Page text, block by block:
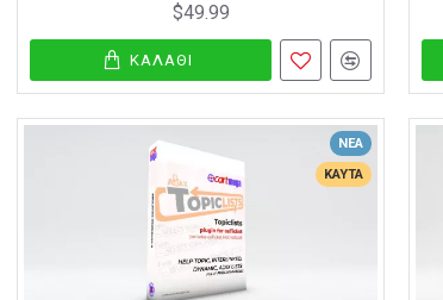
$49.99
ΚΑΛΆΘΙ
ΝΈΑ
ΚΑΥΤΆ